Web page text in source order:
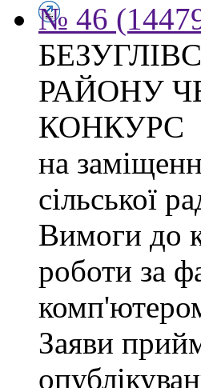
№ 46
РАЙОНУ
КОНКУРС
на
сільської
Вимоги до
роботи за
Заяви